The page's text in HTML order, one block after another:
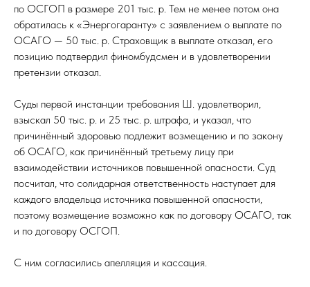
по ОСГОП в размере 201 тыс. р. Тем не менее потом она
обратилась к «Энергогаранту» с заявлением о выплате по
ОСАГО — 50 тыс. р. Страховщик в выплате отказал, его
позицию подтвердил финомбудсмен и в удовлетворении
претензии отказал.
Суды первой инстанции требования Ш. удовлетворил,
взыскал 50 тыс. р. и 25 тыс. р. штрафа, и указал, что
причинённый здоровью подлежит возмещению и по закону
об ОСАГО, как причинённый третьему лицу при
взаимодействии источников повышенной опасности. Суд
посчитал, что солидарная ответственность наступает для
каждого владельца источника повышенной опасности,
поэтому возмещение возможно как по договору ОСАГО, так
и по договору ОСГОП.
С ним согласились апелляция и кассация.